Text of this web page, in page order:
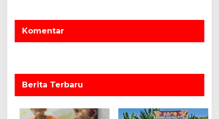
p
o
s
Komentar
Berita Terbaru